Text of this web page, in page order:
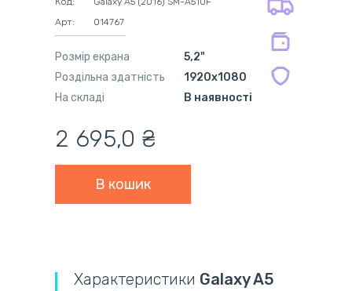
Арт:
014767
Розмір екрана
5,2"
Роздільна здатність
1920x1080
На складі
В наявності
2 695,0 ₴
на сумісні блоки живлення 12 міс.
Характеристики Galaxy A5